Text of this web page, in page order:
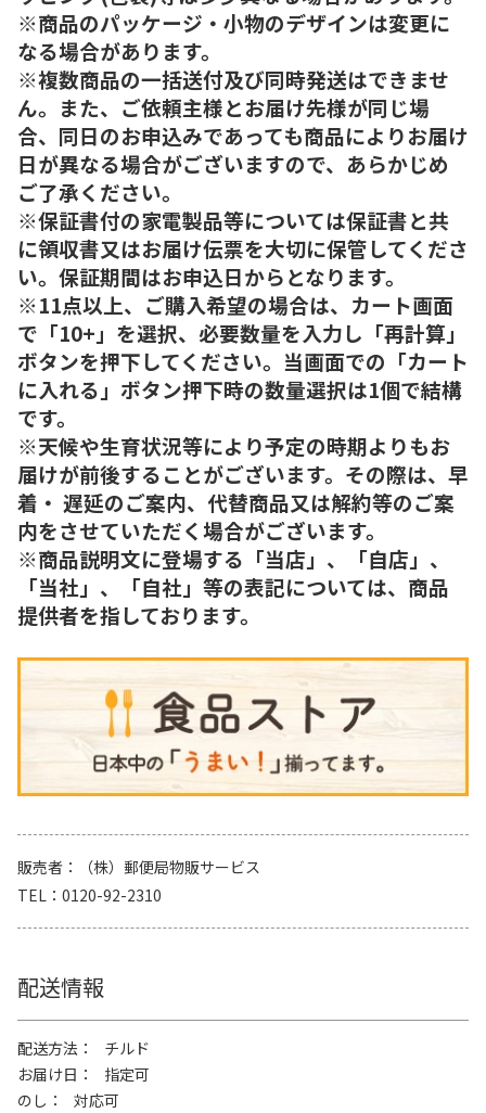
※商品のパッケージ・小物のデザインは変更に
なる場合があります。
※複数商品の一括送付及び同時発送はできませ
ん。また、ご依頼主様とお届け先様が同じ場
合、同日のお申込みであっても商品によりお届け
日が異なる場合がございますので、あらかじめ
ご了承ください。
※保証書付の家電製品等については保証書と共
に領収書又はお届け伝票を大切に保管してくださ
い。保証期間はお申込日からとなります。
※11点以上、ご購入希望の場合は、カート画面
で「10+」を選択、必要数量を入力し「再計算」
ボタンを押下してください。当画面での「カート
に入れる」ボタン押下時の数量選択は1個で結構
です。
※天候や生育状況等により予定の時期よりもお
届けが前後することがございます。その際は、早
着・ 遅延のご案内、代替商品又は解約等のご案
内をさせていただく場合がございます。
※商品説明文に登場する「当店」、「自店」、
「当社」、「自社」等の表記については、商品
提供者を指しております。
販売者
（株）郵便局物販サービス
TEL
0120-92-2310
配送情報
配送方法
チルド
お届け日
指定可
のし
対応可